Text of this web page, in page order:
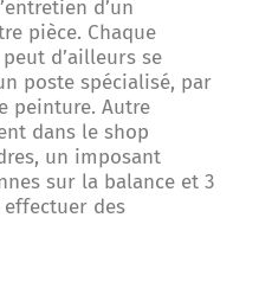
d’un
pièce. Chaque
d’ailleurs se
poste spécialisé, par
peinture. Autre
dans le shop
un imposant
sur la balance et 3
des